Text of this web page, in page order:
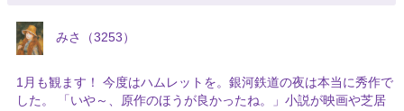
みさ（3253）
1月も観ます！ 今度はハムレットを。銀河鉄道の夜は本当に秀作で
した。 「いや～、原作のほうが良かったね。」小説が映画や芝居